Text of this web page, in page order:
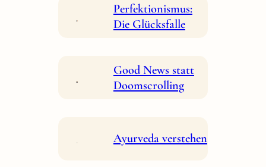
Perfektionismus:
Die Glücksfalle
Good News statt
Doomscrolling
Ayurveda verstehen